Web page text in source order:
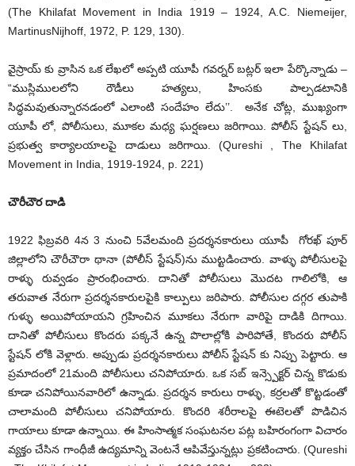
(The Khilafat Movement in India 1919 – 1924, A.C. Niemeijer,
MartinusNijhoff, 1972, P. 129, 130).
వైస్రాయ్ కు వ్రాసిన ఒక లేఖలో అప్పటి యూపీ గవర్నర్ బట్లర్ ఇలా పేర్కొన్నాడు –
“ముస్లిములలోని రౌడీలు హత్యలు, హింసకు పాల్పడటానికి
సిద్ధమవుతున్నారనడంలో ఎలాంటి సందేహం లేదు’’. అనేక చోట్ల, ముఖ్యంగా
యూపీ లో, పోలీసులు, మూకల మధ్య ఘర్షణలు జరిగాయి. పోలీస్ స్టేషన్ లు,
ప్రభుత్వ కార్యాలయాలపై దాడులు జరిగాయి. (Qureshi , The Khilafat
Movement in India, 1919-1924, p. 221)
చౌరీచౌర దాడి
1922 ఫిబ్రవరి 4న 3 నుంచి 5వేలమంది ప్రదర్శనకారులు యూపీ గోరఖ్ పూర్
జిల్లాలోని చౌరీచౌరా థానా (పోలీస్ స్టేషన్)ను ముట్టడించారు. వాళ్ళు పోలీసులపై
రాళ్ళు రువ్వడం ప్రారంభించారు. దానితో పోలీసులు మొదట గాలిలోకి, ఆ
తరువాత నేరుగా ప్రదర్శనకారులపైకి కాల్పులు జరిపారు. పోలీసుల దగ్గర తుపాకి
గుళ్ళు అయిపోయాయని గ్రహించిన మూకలు నేరుగా వారిపై దాడికి దిగాయి.
దానితో పోలీసులు కొందరు పక్కనే ఉన్న పొలాల్లోకి పారిపోతే, కొందరు పోలీస్
స్టేషన్ లోకి వెళ్లారు. అప్పుడు ప్రదర్శనకారులు పోలీస్ స్టేషన్ కు నిప్పు పెట్టారు. ఆ
ప్రమాదంలో 21మంది పోలీసులు చనిపోయారు. ఒక సబ్ ఇన్స్పెక్టర్ చిన్న కొడుకు
కూడా చనిపోయినవారిలో ఉన్నాడు. ప్రదర్శన కారులు రాళ్ళు, కర్రలతో కొట్టడంతో
చాలామంది పోలీసులు చనిపోయారు. కొందరి శరీరాలపై ఈటెలతో పొడిచిన
గాయాలు కూడా ఉన్నాయి. ఈ హింసాత్మక సంఘటనల పట్ల బహిరంగంగా విచారం
వ్యక్తం చేసిన గాంధీజీ ఉద్యమాన్ని వెంటనే ఆపివేస్తున్నట్లు ప్రకటించారు. (Qureshi